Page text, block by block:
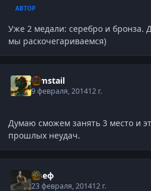
АВТОР
Уже 2 медали: серебро и бронза.
мы раскочегариваемся)
Gimstail
9 февраля, 201412 г.
Думаю сможем занять 3 место и
прошлых неудач.
Алеф
23 февраля, 201412 г.